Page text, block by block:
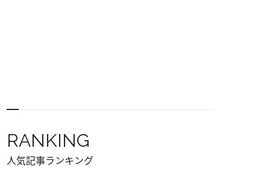
RANKING
人気記事ランキング